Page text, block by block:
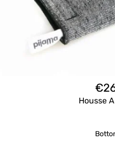
€
Housse